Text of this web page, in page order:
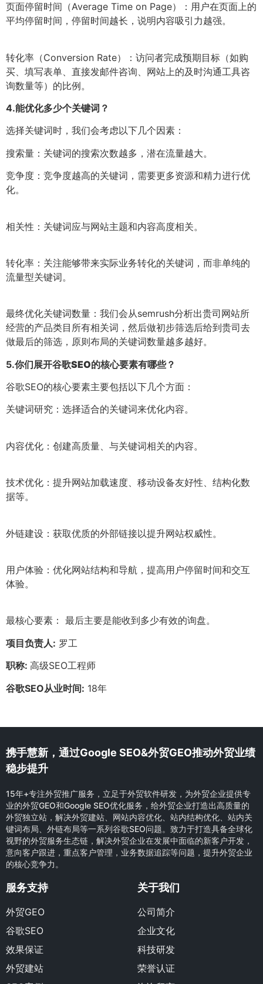
页面停留时间（Average Time on Page）：用户在页面上的
平均停留时间，停留时间越长，说明内容吸引力越强。
转化率（Conversion Rate）：访问者完成预期目标（如购
买、填写表单、直接发邮件咨询、网站上的及时沟通工具咨
询数量等）的比例。
4.能优化多少个关键词？
选择关键词时，我们会考虑以下几个因素：
搜索量：关键词的搜索次数越多，潜在流量越大。
竞争度：竞争度越高的关键词，需要更多资源和精力进行优
化。
相关性：关键词应与网站主题和内容高度相关。
转化率：关注能够带来实际业务转化的关键词，而非单纯的
流量型关键词。
最终优化关键词数量：我们会从semrush分析出贵司网站所
经营的产品类目所有相关词，然后做初步筛选后给到贵司去
做最后的筛选，原则布局的关键词数量越多越好。
5.你们展开谷歌SEO的核心要素有哪些？
谷歌SEO的核心要素主要包括以下几个方面：
关键词研究：选择适合的关键词来优化内容。
内容优化：创建高质量、与关键词相关的内容。
技术优化：提升网站加载速度、移动设备友好性、结构化数
据等。
外链建设：获取优质的外部链接以提升网站权威性。
用户体验：优化网站结构和导航，提高用户停留时间和交互
体验。
最核心要素： 最后主要是能收到多少有效的询盘。
项目负责人: 罗工
职称: 高级SEO工程师
谷歌SEO从业时间: 18年
携手慧新，通过Google SEO&外贸GEO推动外贸业绩
稳步提升
15年+专注外贸推广服务，立足于外贸软件研发，为外贸企业提供专
业的外贸GEO和Google SEO优化服务，给外贸企业打造出高质量的
外贸独立站，解决外贸建站、网站内容优化、站内结构优化、站内关
键词布局、外链布局等一系列谷歌SEO问题。致力于打造具备全球化
视野的外贸服务生态链，解决外贸企业在发展中面临的新客户开发，
意向客户跟进，重点客户管理，业务数据追踪等问题，提升外贸企业
的核心竞争力。
服务支持
外贸GEO
谷歌SEO
效果保证
外贸建站
关于我们
公司简介
企业文化
科技研发
荣誉认证